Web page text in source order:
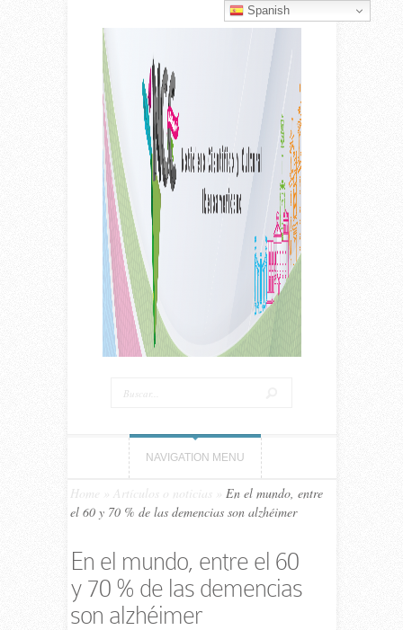
NAVIGATION MENU
Home Artículos o noticias
En el mundo, entre
el 60 y 70 % de las demencias son alzhéimer
En el mundo, entre el 60
y 70 % de las demencias
son alzhéimer
Spanish